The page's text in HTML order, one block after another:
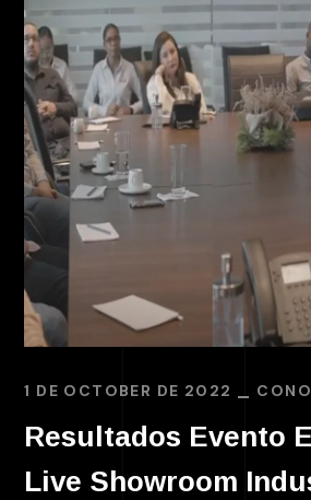
1 DE OCTOBER DE 2022
Resultados Evento
Live Showroom